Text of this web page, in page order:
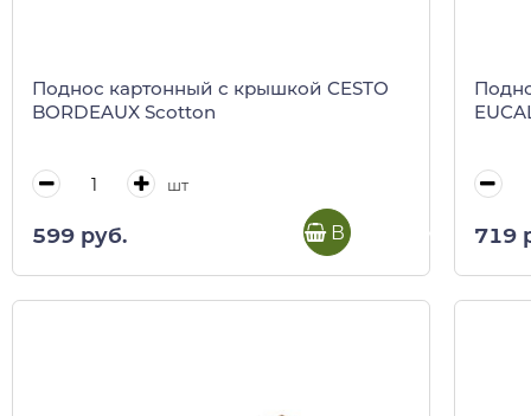
Поднос картонный с крышкой CESTO
BORDEAUX Scotton
шт
599 руб. В корзину 719